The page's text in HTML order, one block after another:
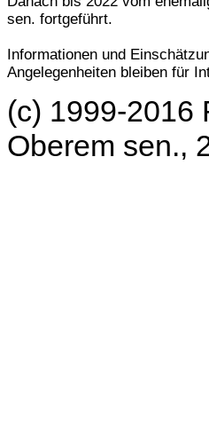
sen. fortgeführt.
Informationen und
Angelegenheiten bleiben für
(c) 1999-2016
Oberem sen.,